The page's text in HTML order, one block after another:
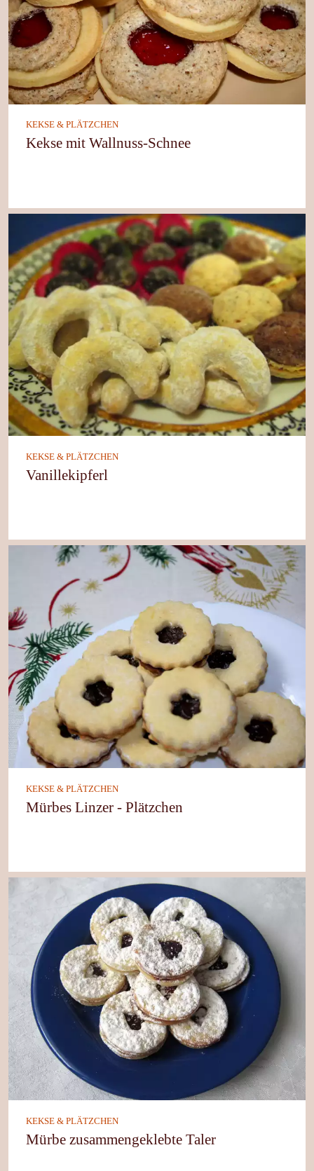
KEKSE & PLÄTZCHEN
Kekse mit Wallnuss-Schnee
KEKSE & PLÄTZCHEN
Vanillekipferl
KEKSE & PLÄTZCHEN
Mürbes Linzer - Plätzchen
KEKSE & PLÄTZCHEN
Mürbe zusammengeklebte Taler